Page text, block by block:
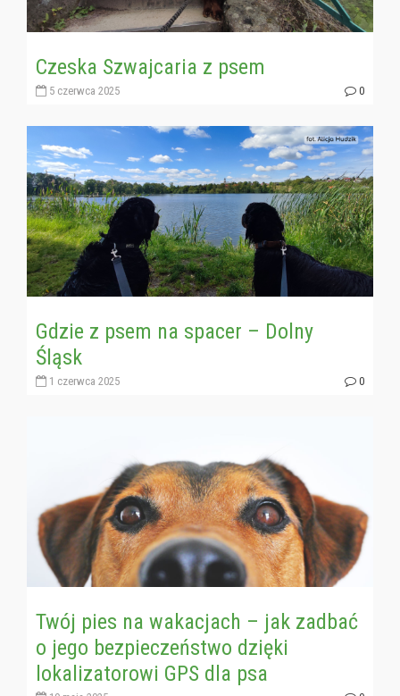
Czeska Szwajcaria z psem
5 czerwca 2025 0
Gdzie z psem na spacer – Dolny
Śląsk
1 czerwca 2025 0
Twój pies na wakacjach – jak zadbać
o jego bezpieczeństwo dzięki
lokalizatorowi GPS dla psa